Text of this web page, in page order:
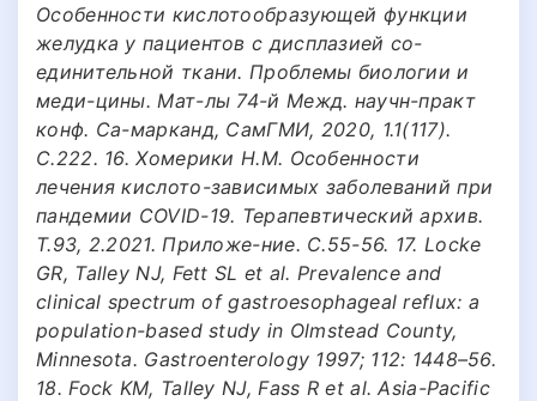
Особенности кислотообразующей функции
желудка у пациентов с дисплазией со-
единительной ткани. Проблемы биологии и
меди-цины. Мат-лы 74-й Межд. научн-практ
конф. Са-марканд, СамГМИ, 2020, 1.1(117).
С.222. 16. Хомерики Н.М. Особенности
лечения кислото-зависимых заболеваний при
пандемии COVID-19. Терапевтический архив.
Т.93, 2.2021. Приложе-ние. С.55-56. 17. Locke
GR, Talley NJ, Fett SL et al. Prevalence and
clinical spectrum of gastroesophageal reflux: a
population-based study in Olmstead County,
Minnesota. Gastroenterology 1997; 112: 1448–56.
18. Fock KM, Talley NJ, Fass R et al. Asia-Pacific